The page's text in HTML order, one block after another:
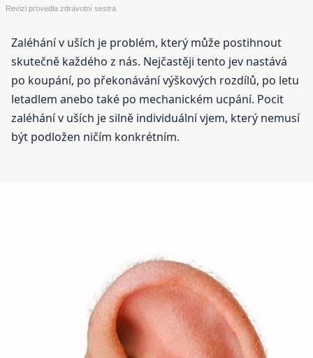
Revizi provedla zdravotní sestra
Zaléhání v uších je problém, který může postihnout
skutečně každého z nás. Nejčastěji tento jev nastává
po koupání, po překonávání výškových rozdílů, po letu
letadlem anebo také po mechanickém ucpání. Pocit
zaléhání v uších je silně individuální vjem, který nemusí
být podložen ničím konkrétním.